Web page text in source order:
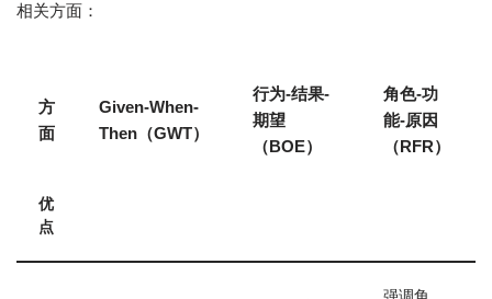
相关方面：
方
面
Given-When-
Then（GWT）
行为-结果-
期望
（BOE）
角色-功
能-原因
（RFR）
优
点